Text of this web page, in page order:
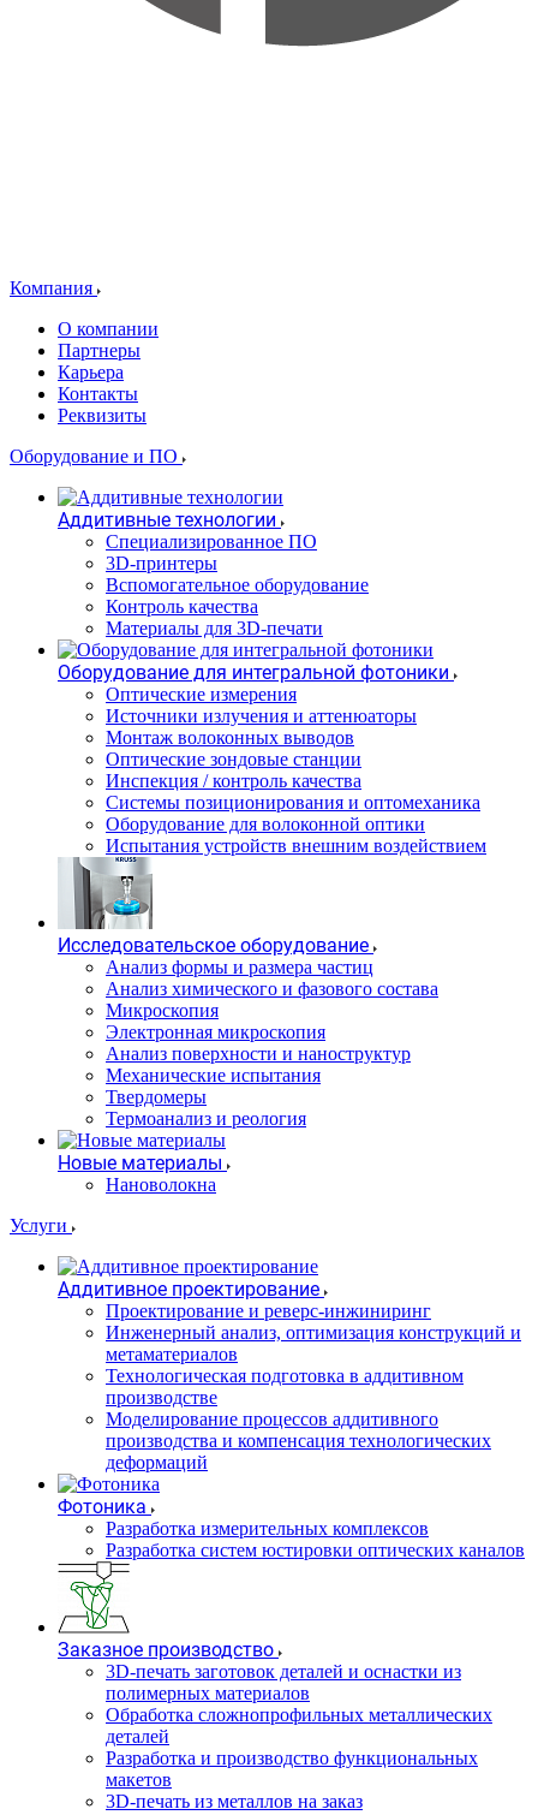
Компания
О компании
Партнеры
Карьера
Контакты
Реквизиты
Оборудование и ПО
Аддитивные технологии
Специализированное ПО
3D-принтеры
Вспомогательное оборудование
Контроль качества
Материалы для 3D-печати
Оборудование для интегральной фотоники
Оптические измерения
Источники излучения и аттенюаторы
Монтаж волоконных выводов
Оптические зондовые станции
Инспекция / контроль качества
Системы позиционирования и оптомеханика
Оборудование для волоконной оптики
Испытания устройств внешним воздействием
Исследовательское оборудование
Анализ формы и размера частиц
Анализ химического и фазового состава
Микроскопия
Электронная микроскопия
Анализ поверхности и наноструктур
Механические испытания
Твердомеры
Термоанализ и реология
Новые материалы
Нановолокна
Услуги
Аддитивное проектирование
Проектирование и реверс-инжиниринг
Инженерный анализ, оптимизация конструкций и
метаматериалов
Технологическая подготовка в аддитивном
производстве
Моделирование процессов аддитивного
производства и компенсация технологических
деформаций
Фотоника
Разработка измерительных комплексов
Разработка систем юстировки оптических каналов
Заказное производство
3D-печать заготовок деталей и оснастки из
полимерных материалов
Обработка сложнопрофильных металлических
деталей
Разработка и производство функциональных
макетов
3D-печать из металлов на заказ